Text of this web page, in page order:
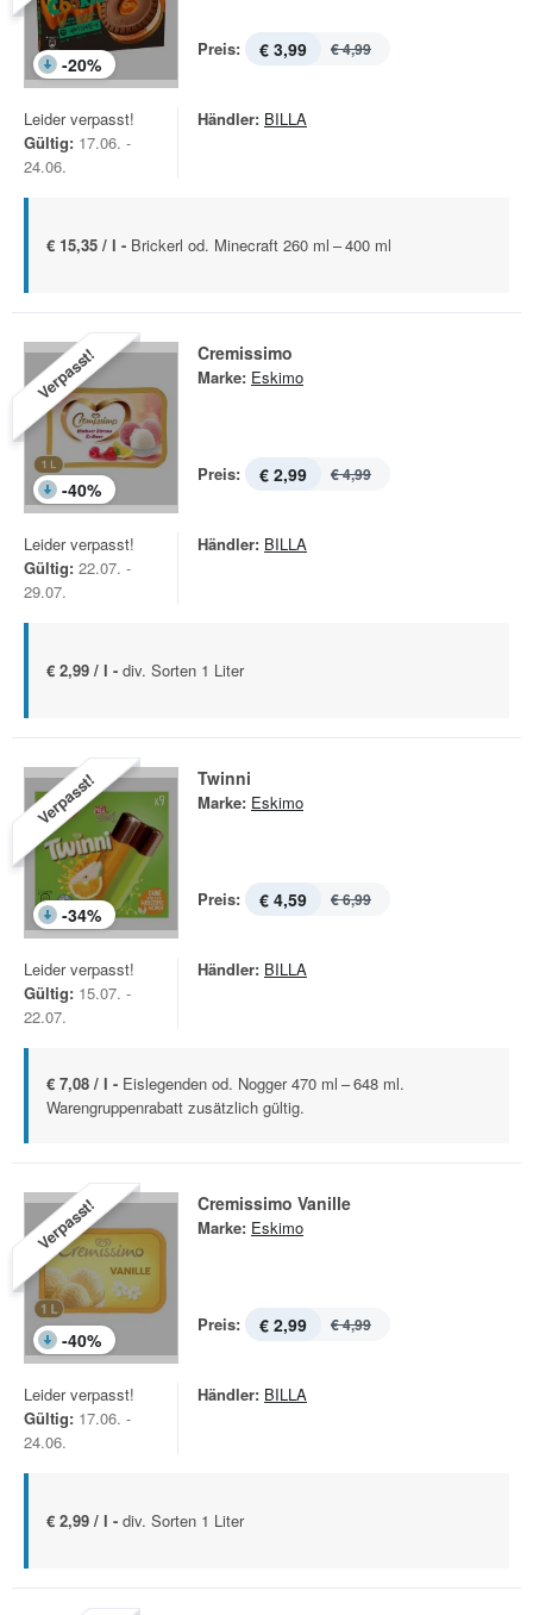
-20%
Preis: € 3,99 € 4,99
Leider verpasst!
Gültig: 17.06. -
24.06.
Händler: BILLA
€ 15,35 / l - Brickerl od. Minecraft 260 ml – 400 ml
Verpasst!
-40%
Cremissimo
Marke: Eskimo
Preis: € 2,99 € 4,99
Leider verpasst!
Gültig: 22.07. -
29.07.
Händler: BILLA
€ 2,99 / l - div. Sorten 1 Liter
Verpasst!
-34%
Twinni
Marke: Eskimo
Preis: € 4,59 € 6,99
Leider verpasst!
Gültig: 15.07. -
22.07.
Händler: BILLA
€ 7,08 / l - Eislegenden od. Nogger 470 ml – 648 ml.
Warengruppenrabatt zusätzlich gültig.
Verpasst!
-40%
Cremissimo Vanille
Marke: Eskimo
Preis: € 2,99 € 4,99
Leider verpasst!
Gültig: 17.06. -
24.06.
Händler: BILLA
€ 2,99 / l - div. Sorten 1 Liter